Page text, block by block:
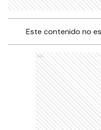
Este contenido no
Ads